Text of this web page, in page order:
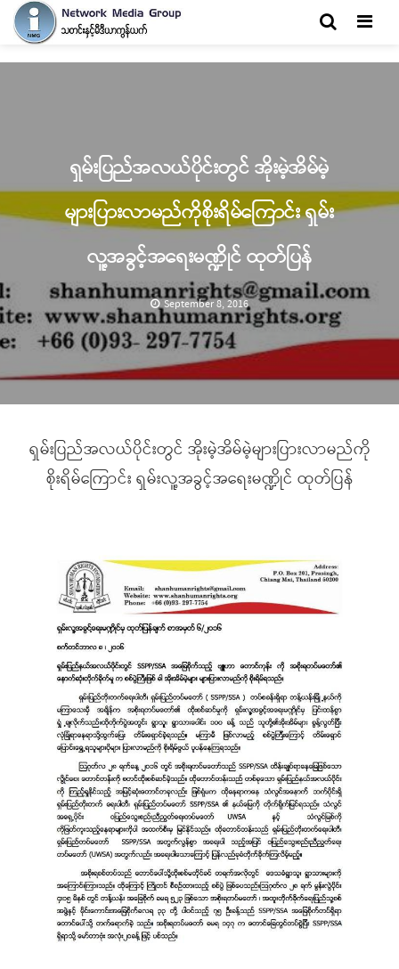
ရှမ်းပြည်အလယ်ပိုင်းတွင် အိုးမဲ့အိမ်မဲ့
များပြားလာမည်ကိုစိုးရိမ်ကြောင်း ရှမ်း
လူ့အခွင့်အရေးမဏ္ဍိုင် ထုတ်ပြန်
September 8, 2016
ရှမ်းပြည်အလယ်ပိုင်းတွင် အိုးမဲ့အိမ်မဲ့များပြားလာမည်ကို
စိုးရိမ်ကြောင်း ရှမ်းလူ့အခွင့်အရေးမဏ္ဍိုင် ထုတ်ပြန်